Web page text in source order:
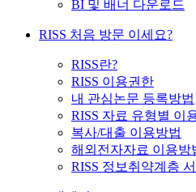
BI 및 배너 다운로드
RISS 처음 방문 이세요?
RISS란?
RISS 이용권한
내 관심논문 등록방법
RISS 자료 유형별 이
복사/대출 이용방법
해외전자자료 이용방
RISS 정보취약계층